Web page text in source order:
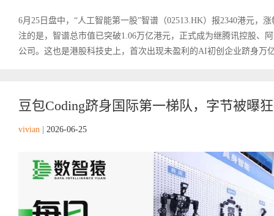
6月25日盘中，“人工智能第一股”智谱（02513.HK）报2340港元，
注的是，智谱总市值已突破1.06万亿港元，正式成为继腾讯控股、
公司。这也是港股科技史上，首次出现未盈利的AI初创企业跻身万
豆包Coding跻身国际第一梯队，字节被曝
vivian 2026-06-25